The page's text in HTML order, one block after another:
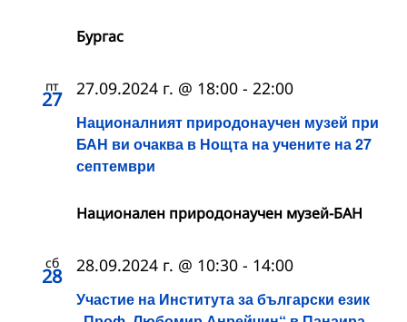
Бургас
пт
27
Националният природонаучен музей при
БАН ви очаква в Нощта на учените на 27
септември
27.09.2024 г. @ 18:00 - 22:00
Национален природонаучен музей-БАН
сб
28
Участие на Института за български език
28.09.2024 г. @ 10:30 - 14:00